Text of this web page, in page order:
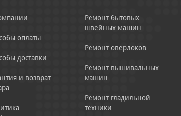
оплаты
доставки
и возврат
Ремонт бытовых
швейных машин
Ремонт оверлоков
Ремонт вышивальных
машин
Ремонт гладильной
техники